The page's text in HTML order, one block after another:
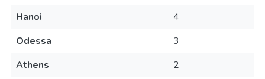
Hanoi
4
Odessa
3
Athens
2